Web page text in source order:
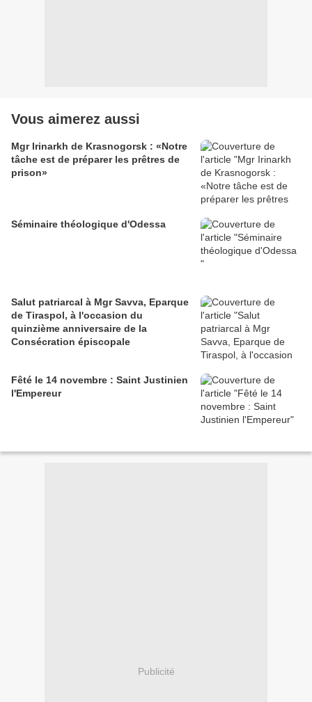
Vous aimerez aussi
Mgr Irinarkh de Krasnogorsk : «Notre
tâche est de préparer les prêtres de
prison»
Séminaire théologique d'Odessa
Salut patriarcal à Mgr Savva, Eparque
de Tiraspol, à l'occasion du
quinzième anniversaire de la
Consécration épiscopale
Fêté le 14 novembre : Saint Justinien
l'Empereur
Publicité